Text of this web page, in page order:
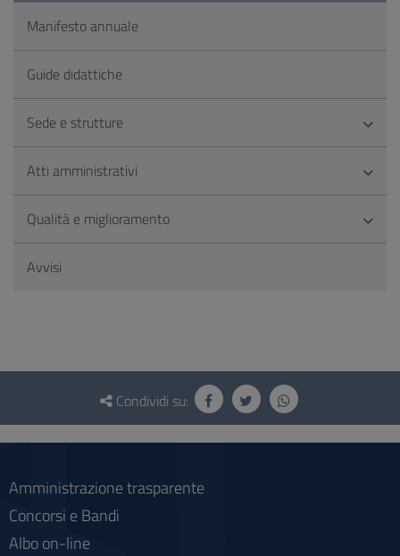
Manifesto annuale
Guide didattiche
Sede e strutture
Atti amministrativi
Qualità e miglioramento
Avvisi
Questionario
social
Condividi su:
Amministrazione trasparente
Concorsi e Bandi
Albo on-line